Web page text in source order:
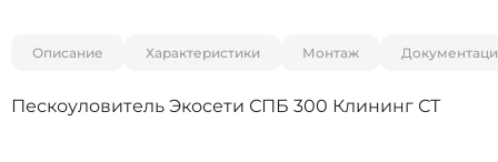
Описание Характеристики Монтаж
Пескоуловитель Экосети СПБ 300 Клининг СТ